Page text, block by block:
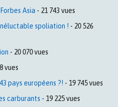
Asia - 21 743 vues
spoliation ! - 20 526
- 20 070 vues
vues
pays européens ?! - 19 745 vues
carburants - 19 225 vues